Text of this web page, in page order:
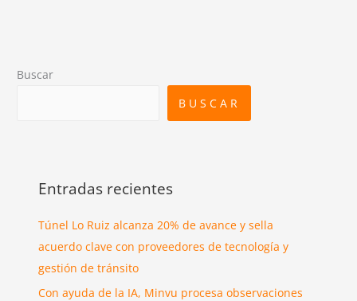
Buscar
BUSCAR
Entradas recientes
Túnel Lo Ruiz alcanza 20% de avance y sella
acuerdo clave con proveedores de tecnología y
gestión de tránsito
Con ayuda de la IA, Minvu procesa observaciones